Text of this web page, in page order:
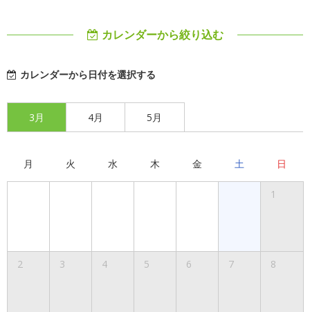
カレンダーから絞り込む
カレンダーから日付を選択する
3月 4月 5月
月 火 水 木 金 土 日
1
2 3 4 5 6 7 8